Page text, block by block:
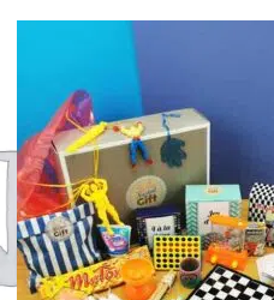
24,90€.15,90€.